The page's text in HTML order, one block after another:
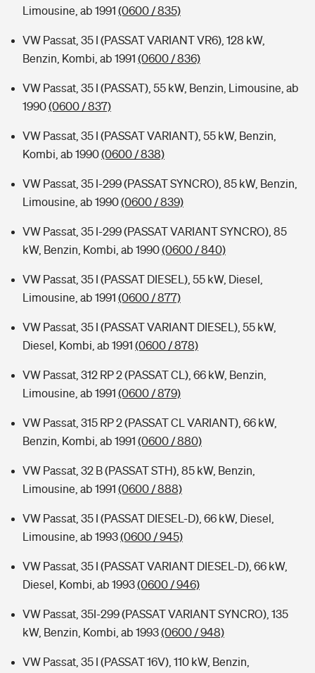
Limousine, ab 1991 (0600 / 835)
VW Passat, 35 I (PASSAT VARIANT VR6), 128 kW,
Benzin, Kombi, ab 1991 (0600 / 836)
VW Passat, 35 I (PASSAT), 55 kW, Benzin, Limousine, ab
1990(0600 / 837)
VW Passat, 35 I (PASSAT VARIANT), 55 kW, Benzin,
Kombi, ab 1990(0600 / 838)
VW Passat, 35 I-299 (PASSAT SYNCRO), 85 kW, Benzin,
Limousine, ab 1990(0600 / 839)
VW Passat, 35 I-299 (PASSAT VARIANT SYNCRO), 85
kW, Benzin, Kombi, ab 1990(0600 / 840)
VW Passat, 35 I (PASSAT DIESEL), 55 kW, Diesel,
Limousine, ab 1991 (0600 / 877)
VW Passat, 35 I (PASSAT VARIANT DIESEL), 55 kW,
Diesel, Kombi, ab 1991 (0600 / 878)
VW Passat, 312 RP 2 (PASSAT CL), 66 kW, Benzin,
Limousine, ab 1991 (0600 / 879)
VW Passat, 315 RP 2 (PASSAT CL VARIANT), 66 kW,
Benzin, Kombi, ab 1991 (0600 / 880)
VW Passat, 32 B (PASSAT STH), 85 kW, Benzin,
Limousine, ab 1991 (0600 / 888)
VW Passat, 35 I (PASSAT DIESEL-D), 66 kW, Diesel,
Limousine, ab 1993(0600 / 945)
VW Passat, 35 I (PASSAT VARIANT DIESEL-D), 66 kW,
Diesel, Kombi, ab 1993(0600 / 946)
VW Passat, 35I-299 (PASSAT VARIANT SYNCRO), 135
kW, Benzin, Kombi, ab 1993(0600 / 948)
VW Passat, 35 I (PASSAT 16V), 110 kW, Benzin,